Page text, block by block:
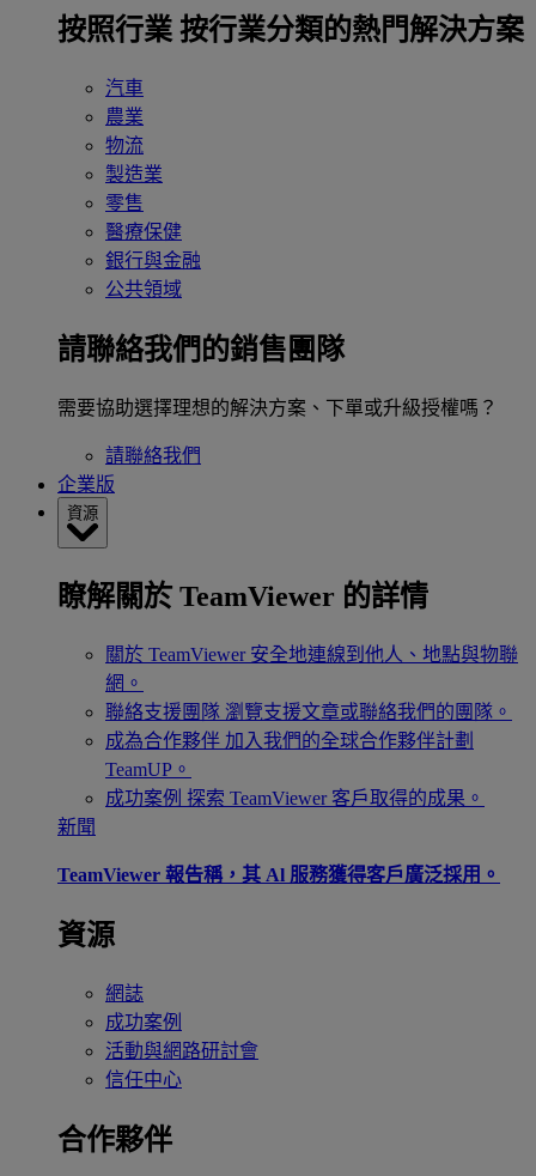
按照行業 按行業分類的熱門解決方案
汽車
農業
物流
製造業
零售
醫療保健
銀行與金融
公共領域
請聯絡我們的銷售團隊
需要協助選擇理想的解決方案、下單或升級授權嗎？
請聯絡我們
企業版
資源
瞭解關於 TeamViewer 的詳情
關於 TeamViewer 安全地連線到他人、地點與物聯
網。
聯絡支援團隊 瀏覽支援文章或聯絡我們的團隊。
成為合作夥伴 加入我們的全球合作夥伴計劃
TeamUP。
成功案例 探索 TeamViewer 客戶取得的成果。
新聞
TeamViewer 報告稱，其 Al 服務獲得客戶廣泛採用。
資源
網誌
成功案例
活動與網路研討會
信任中心
合作夥伴